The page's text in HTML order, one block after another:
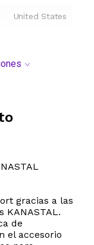
United States
gracias a las
KANASTAL.
de
el accesorio